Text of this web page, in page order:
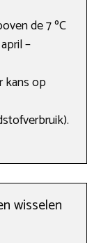
de 7 ºC
–
kans op
wisselen